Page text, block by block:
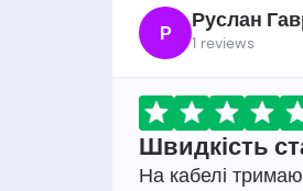
Р Руслан
1 reviews
Швидкість
На кабелі тримаю